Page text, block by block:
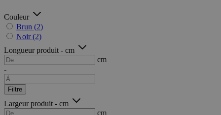
Couleur
Brun (2)
Noir (2)
Longueur produit - cm
cm
-
Filtre
Largeur produit - cm
cm